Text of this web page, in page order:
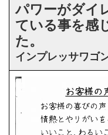
パワーがダイ
ている事を感
た。
インプレッサワゴ